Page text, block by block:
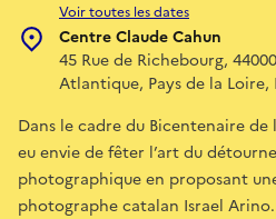
Voir toutes les dates
Centre Claude Cahun
45 Rue de Richebourg,
Atlantique, Pays de la Loire,
Dans le cadre du Bicentenaire
eu envie de fêter l’art du
photographique en proposant
photographe catalan Israel Arino.